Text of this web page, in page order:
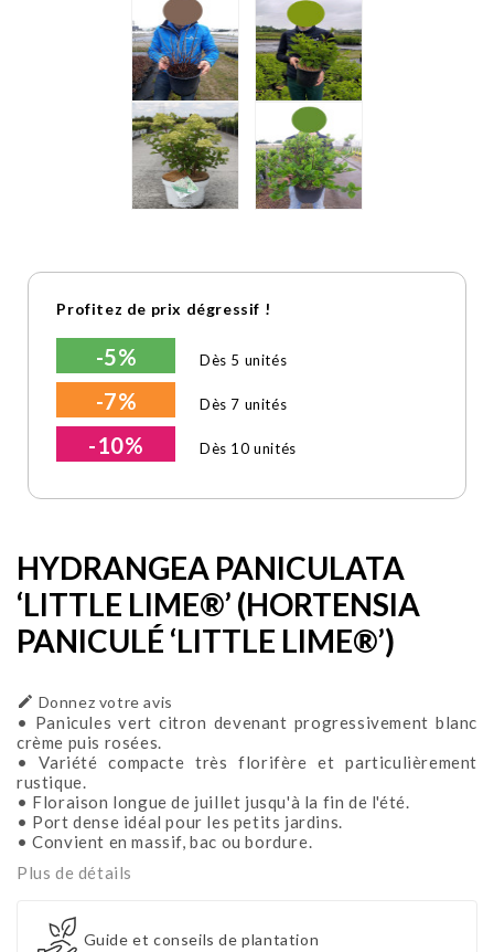
Profitez de prix dégressif !
-5% Dès 5 unités
-7% Dès 7 unités
-10% Dès 10 unités
HYDRANGEA PANICULATA
‘LITTLE LIME®’ (HORTENSIA
PANICULÉ ‘LITTLE LIME®’)
 Donnez votre avis
• Panicules vert citron devenant progressivement blanc
crème puis rosées.
• Variété compacte très florifère et particulièrement
rustique.
• Floraison longue de juillet jusqu'à la fin de l'été.
• Port dense idéal pour les petits jardins.
• Convient en massif, bac ou bordure.
Plus de détails
Guide et conseils de plantation